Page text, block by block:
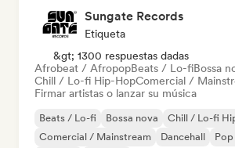
Sungate Records
Etiqueta
&gt; 1300 respuestas dadas
Afrobeat / AfropopBeats / Lo-fiBossa
Chill / Lo-fi Hip-HopComercial /
Firmar artistas o lanzar su música
Beats / Lo-fi Bossa nova
Chill / Lo-fi
Comercial / Mainstream
Dancehall